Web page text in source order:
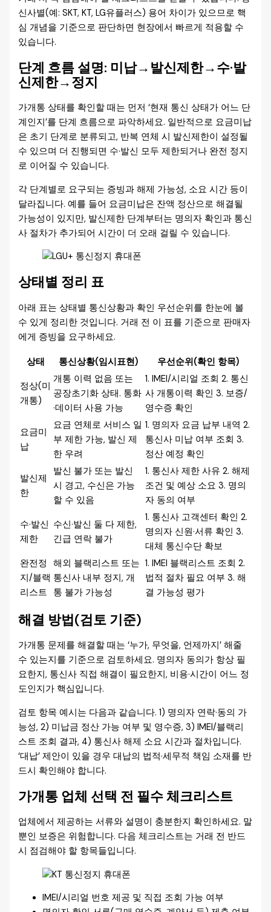
신사별(예: SKT, KT, LG유플러스) 용어 차이가 있으므로 핵
심 개념을 기준으로 판단하면 현장에서 빠르게 적용할 수
있습니다.
단계 흐름 설명: 미납→발신제한→수·발
신제한→정지
가개통 상태를 확인할 때는 먼저 ‘현재 통신 상태가 어느 단
계인지’를 단계 흐름으로 파악하세요. 일반적으로 요금미납
은 초기 단계로 분류되고, 반복 연체 시 발신제한이 설정될
수 있으며 더 진행되면 수·발신 모두 제한되거나 완전 정지
로 이어질 수 있습니다.
각 단계별로 요구되는 증빙과 해제 가능성, 소요 시간 등이
달라집니다. 예를 들어 요금미납은 잔액 정산으로 해결될
가능성이 있지만, 발신제한 단계부터는 명의자 확인과 통신
사 절차가 추가되어 시간이 더 오래 걸릴 수 있습니다.
상태별 정리 표
아래 표는 상태별 통신상황과 확인 우선순위를 한눈에 볼
수 있게 정리한 것입니다. 거래 전 이 표를 기준으로 판매자
에게 증빙을 요구하세요.
상태 통신상황(임시표현) 우선순위(확인 항목)
정상(미
개통)
개통 이력 없음 또는
공장초기화 상태. 통화
·데이터 사용 가능
1. IMEI/시리얼 조회 2. 통신
사 개통이력 확인 3. 보증/
영수증 확인
요금미
납
요금 연체로 서비스 일
부 제한 가능, 발신 제
한 우려
1. 명의자 요금 납부 내역 2.
통신사 미납 여부 조회 3.
정산 예정 확인
발신제
한
발신 불가 또는 발신
시 경고, 수신은 가능
할 수 있음
1. 통신사 제한 사유 2. 해제
조건 및 예상 소요 3. 명의
자 동의 여부
수·발신
제한
수신·발신 둘 다 제한,
긴급 연락 불가
1. 통신사 고객센터 확인 2.
명의자 신원·서류 확인 3.
대체 통신수단 확보
완전정
지/블랙
리스트
해외 블랙리스트 또는
통신사 내부 정지, 개
통 불가 가능성
1. IMEI 블랙리스트 조회 2.
법적 절차 필요 여부 3. 해
결 가능성 평가
해결 방법(검토 기준)
가개통 문제를 해결할 때는 ‘누가, 무엇을, 언제까지’ 해줄
수 있는지를 기준으로 검토하세요. 명의자 동의가 항상 필
요한지, 통신사 직접 해결이 필요한지, 비용·시간이 어느 정
도인지가 핵심입니다.
검토 항목 예시는 다음과 같습니다. 1) 명의자 연락·동의 가
능성, 2) 미납금 정산 가능 여부 및 영수증, 3) IMEI/블랙리
스트 조회 결과, 4) 통신사 해제 소요 시간과 절차입니다.
‘대납’ 제안이 있을 경우 대납의 법적·세무적 책임 소재를 반
드시 확인해야 합니다.
가개통 업체 선택 전 필수 체크리스트
업체에서 제공하는 서류와 설명이 충분한지 확인하세요. 말
뿐인 보증은 위험합니다. 다음 체크리스트는 거래 전 반드
시 점검해야 할 항목들입니다.
IMEI/시리얼 번호 제공 및 직접 조회 가능 여부